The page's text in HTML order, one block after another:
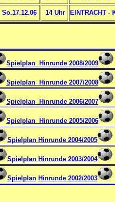
So.17.12.06 14 Uhr EINTRACHT -
Spielplan Hinrunde 2008/2009
Spielplan Hinrunde 2007/2008
Spielplan Hinrunde 2006/2007
Spielplan Hinrunde 2005/2006
Spielplan Hinrunde 2004/2005
Spielplan Hinrunde 2003/2004
Spielplan Hinrunde 2002/2003